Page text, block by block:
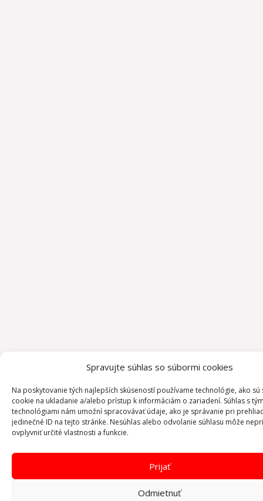
Spravujte súhlas so súbormi cookies
Na poskytovanie tých najlepších skúseností používame technológie, ako sú
cookie na ukladanie a/alebo prístup k informáciám o zariadení. Súhlas s
technológiami nám umožní spracovávať údaje, ako je správanie pri
jedinečné ID na tejto stránke. Nesúhlas alebo odvolanie súhlasu môže
ovplyvniť určité vlastnosti a funkcie.
Prijať
Odmietnuť